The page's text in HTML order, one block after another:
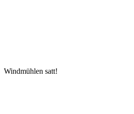
Windmühlen satt!